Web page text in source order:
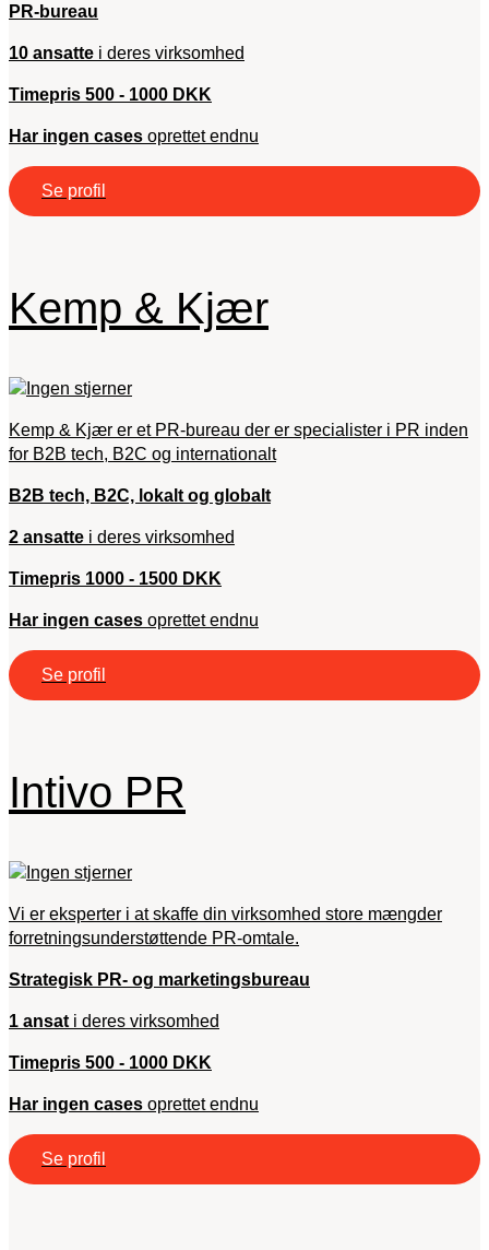
PR-bureau
10 ansatte i deres virksomhed
Timepris 500 - 1000 DKK
Har ingen cases oprettet endnu
Se profil
Kemp & Kjær
Kemp & Kjær er et PR-bureau der er specialister i PR inden
for B2B tech, B2C og internationalt
B2B tech, B2C, lokalt og globalt
2 ansatte i deres virksomhed
Timepris 1000 - 1500 DKK
Har ingen cases oprettet endnu
Se profil
Intivo PR
Vi er eksperter i at skaffe din virksomhed store mængder
forretningsunderstøttende PR-omtale.
Strategisk PR- og marketingsbureau
1 ansat i deres virksomhed
Timepris 500 - 1000 DKK
Har ingen cases oprettet endnu
Se profil